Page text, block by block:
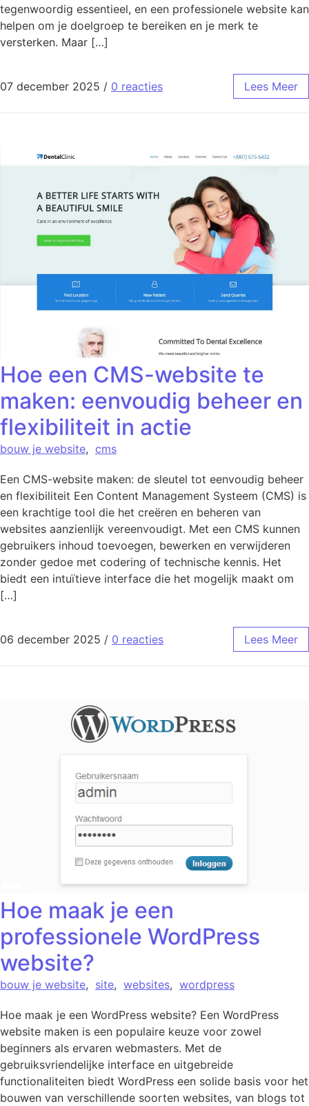
tegenwoordig essentieel, en een professionele website kan
helpen om je doelgroep te bereiken en je merk te
versterken. Maar […]
07 december 2025 / 0 reacties Lees Meer
Hoe een CMS-website te
maken: eenvoudig beheer en
flexibiliteit in actie
bouw je website, cms
Een CMS-website maken: de sleutel tot eenvoudig beheer
en flexibiliteit Een Content Management Systeem (CMS) is
een krachtige tool die het creëren en beheren van
websites aanzienlijk vereenvoudigt. Met een CMS kunnen
gebruikers inhoud toevoegen, bewerken en verwijderen
zonder gedoe met codering of technische kennis. Het
biedt een intuïtieve interface die het mogelijk maakt om
[…]
06 december 2025 / 0 reacties Lees Meer
Hoe maak je een
professionele WordPress
website?
bouw je website, site, websites, wordpress
Hoe maak je een WordPress website? Een WordPress
website maken is een populaire keuze voor zowel
beginners als ervaren webmasters. Met de
gebruiksvriendelijke interface en uitgebreide
functionaliteiten biedt WordPress een solide basis voor het
bouwen van verschillende soorten websites, van blogs tot